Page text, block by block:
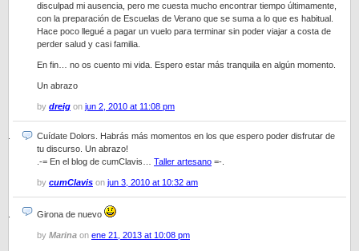
disculpad mi ausencia, pero me cuesta mucho encontrar tiempo últimamente,
con la preparación de Escuelas de Verano que se suma a lo que es habitual.
Hace poco llegué a pagar un vuelo para terminar sin poder viajar a costa de
perder salud y casi familia.
En fin… no os cuento mi vida. Espero estar más tranquila en algún momento.
Un abrazo
by dreig on jun 2, 2010 at 11:08 pm
Cuídate Dolors. Habrás más momentos en los que espero poder disfrutar de
tu discurso. Un abrazo!
.-= En el blog de cumClavis… Taller artesano =-.
by cumClavis on jun 3, 2010 at 10:32 am
Girona de nuevo
by Marina on ene 21, 2013 at 10:08 pm